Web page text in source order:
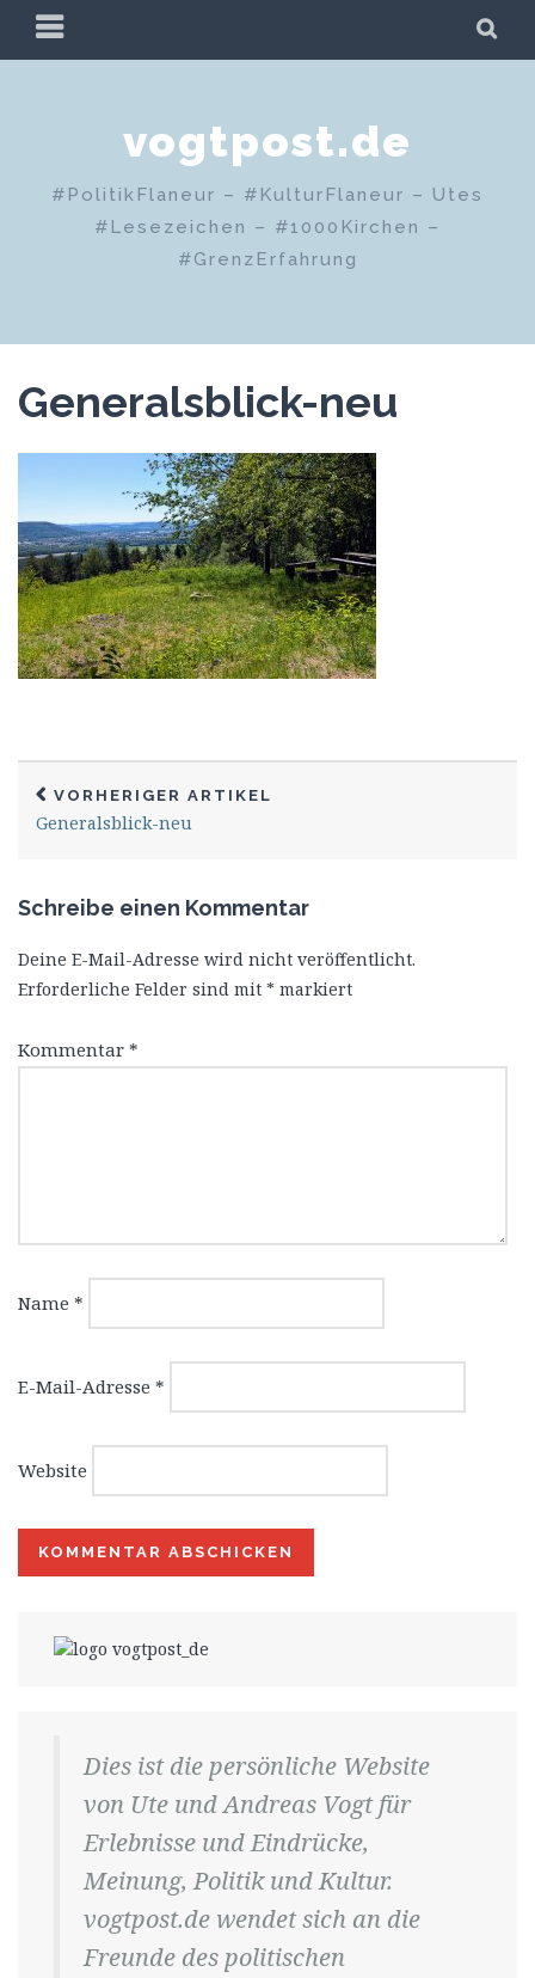
Zum
PRIMÄRES
MENÜ
vogtpost.de
#PolitikFlaneur – #KulturFlaneur – Utes
#Lesezeichen – #1000Kirchen –
#GrenzErfahrung
Generalsblick-neu
VORHERIGER ARTIKEL
Generalsblick-neu
Schreibe einen Kommentar
Deine E-Mail-Adresse wird nicht veröffentlicht.
Erforderliche Felder sind mit * markiert
Kommentar *
Name *
E-Mail-Adresse *
Website
Dies ist die persönliche Website
von Ute und Andreas Vogt für
Erlebnisse und Eindrücke,
Meinung, Politik und Kultur.
vogtpost.de wendet sich an die
Freunde des politischen